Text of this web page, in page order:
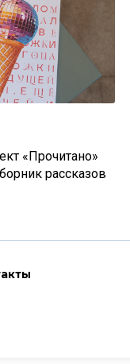
«Прочитано»
рассказов